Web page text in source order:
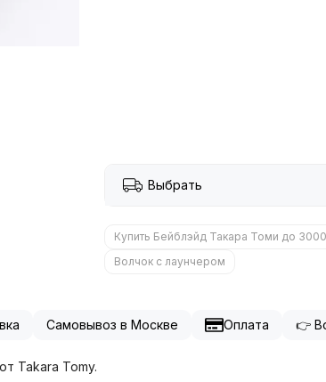
Выбрать
Купить Бейблэйд Такара Томи до
Волчок с лаунчером
Самовывоз в Москве Оплата 👉
Takara Tomy.